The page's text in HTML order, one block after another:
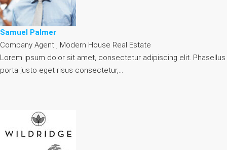
Samuel Palmer
Company Agent , Modern House Real Estate
Lorem ipsum dolor sit amet, consectetur adipiscing elit. Phasellus
porta justo eget risus consectetur,…